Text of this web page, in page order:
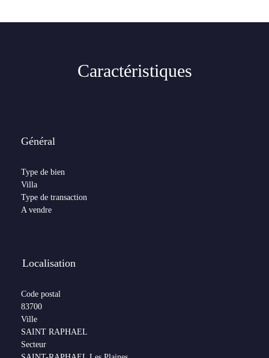
Caractéristiques
Général
Type de bien
Villa
Type de transaction
A vendre
Localisation
Code postal
83700
Ville
SAINT RAPHAEL
Secteur